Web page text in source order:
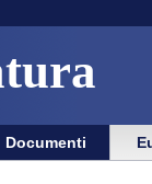
Documenti